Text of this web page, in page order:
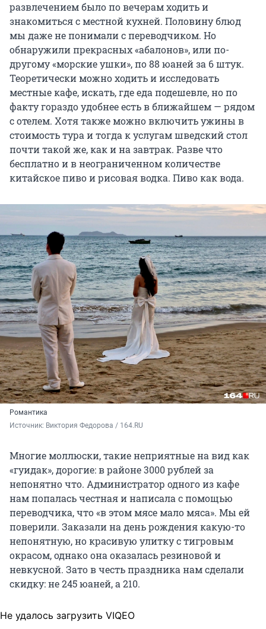
развлечением было по вечерам ходить и
знакомиться с местной кухней. Половину блюд
мы даже не понимали с переводчиком. Но
обнаружили прекрасных «абалонов», или по-
другому «морские ушки», по88 юанейза 6 штук.
Теоретически можно ходить и исследовать
местные кафе, искать, где еда подешевле, но по
факту гораздо удобнее есть в ближайшем — рядом
с отелем. Хотя также можно включить ужины в
стоимость тура и тогда к услугам шведский стол
почти такой же, как и на завтрак. Разве что
бесплатно и в неограниченном количестве
китайское пиво и рисовая водка. Пиво как вода.
Романтика
Источник: Виктория Федорова / 164.RU
Многие моллюски, такие неприятные на вид как
«гуидак», дорогие: в районе3000 рублейза
непонятно что. Администратор одного из кафе
нам попалась честная и написала с помощью
переводчика, что «в этом мясе мало мяса». Мы ей
поверили. Заказали на день рождения какую-то
непонятную, но красивую улитку с тигровым
окрасом, однако она оказалась резиновой и
невкусной. Зато в честь праздника нам сделали
скидку:не 245 юаней, а 210.
Не удалось загрузить VIQEO